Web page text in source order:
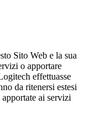
Sito Web e la sua
o apportare
effettuasse
da ritenersi estesi
ai servizi